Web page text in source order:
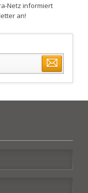
Netz informiert
an!